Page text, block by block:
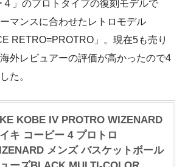
４」のプロトタイプの復刻モデルで
マンスに合わせたレトロモデル
RETRO=PROTRO」。現在5も売り
外レビュアーの評価が高かったので4
た。
KOBE IV PROTRO WIZENARD
キ コービー 4 プロトロ
メンズ バスケットボール